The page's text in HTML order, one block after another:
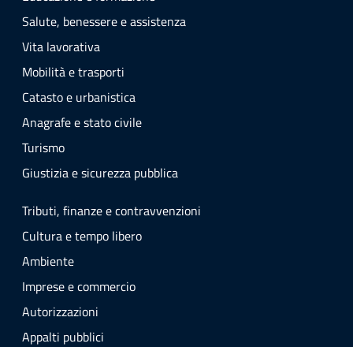
Salute, benessere e assistenza
Vita lavorativa
Mobilità e trasporti
Catasto e urbanistica
Anagrafe e stato civile
Turismo
Giustizia e sicurezza pubblica
Tributi, finanze e contravvenzioni
Cultura e tempo libero
Ambiente
Imprese e commercio
Autorizzazioni
Appalti pubblici